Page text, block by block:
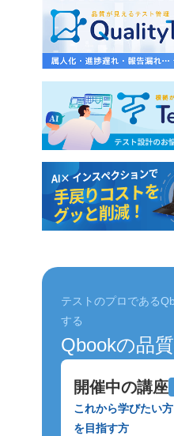
テストのプロである
する
Qbookの品
開催中の講座
これから学びたい
を目指す方